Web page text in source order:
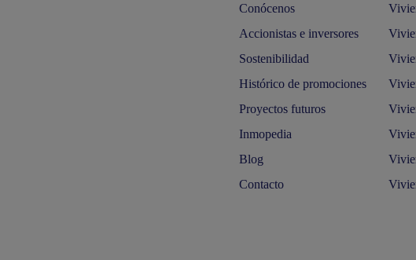
Conócenos
Accionistas e inversores
Sostenibilidad
Histórico de promociones
Proyectos futuros
Inmopedia
Blog
Contacto